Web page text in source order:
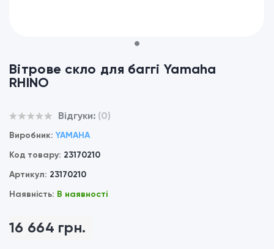
Вітрове скло для баггі Yamaha
RHINO
Відгуки: (0)
Виробник: YAMAHA
Код товару: 23170210
Артикул: 23170210
Наявність: В наявності
16 664 грн.